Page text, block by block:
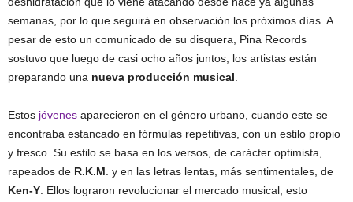
semanas, por lo que seguirá en observación los próximos días. A
pesar de esto un comunicado de su disquera, Pina Records
sostuvo que luego de casi ocho años juntos, los artistas están
preparando una nueva producción musical.
Estos jóvenes aparecieron en el género urbano, cuando este se
encontraba estancado en fórmulas repetitivas, con un estilo propio
y fresco. Su estilo se basa en los versos, de carácter optimista,
rapeados de R.K.M. y en las letras lentas, más sentimentales, de
Ken-Y. Ellos lograron revolucionar el mercado musical, esto